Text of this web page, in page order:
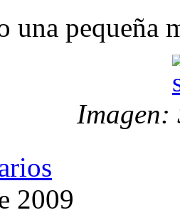
una pequeña
Imagen:
2009